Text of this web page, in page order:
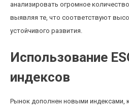
анализировать огромное
выявляя те, что соответствуют
устойчивого развития.
Использование
индексов
Рынок дополнен новыми индексами,